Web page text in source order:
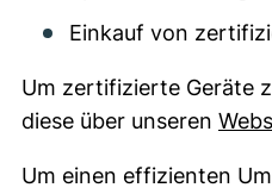
Einkauf von
Um zertifizierte Geräte
diese über unseren
Um einen effizienten